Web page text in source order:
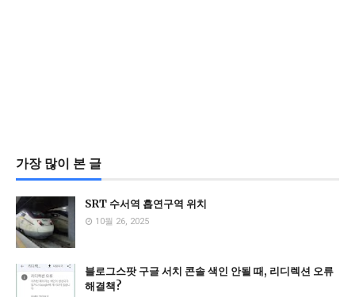
가장 많이 본 글
SRT 수서역 흡연구역 위치
10월 26, 2025
블로그스팟 구글 서치 콘솔 색인 안될 때, 리디렉션 오류
해결책?